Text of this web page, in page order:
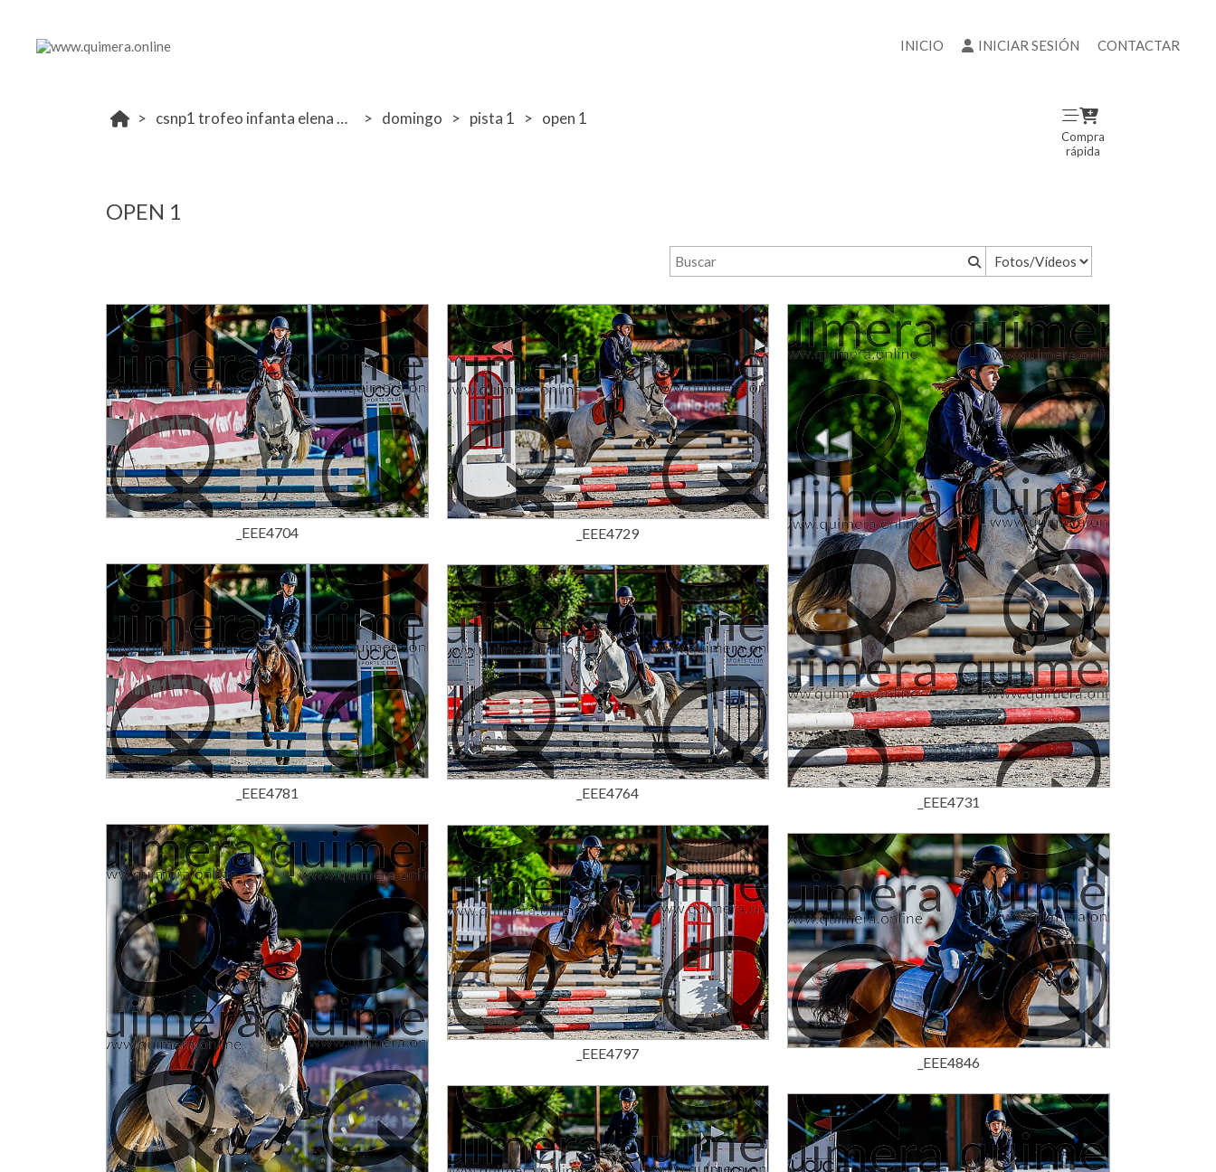
INICIO INICIAR SESIÓN CONTACTAR
csnp1 trofeo infanta elena ucjc 12-14 mayo 2023 domingo pista 1 open 1
Compra
rápida
OPEN 1
15,00 €
_EEE4704
15,00 €
_EEE4729
15,00 €
_EEE4731
15,00 €
_EEE4781
15,00 €
_EEE4764
15,00 €
_EEE4797
15,00 €
_EEE4846